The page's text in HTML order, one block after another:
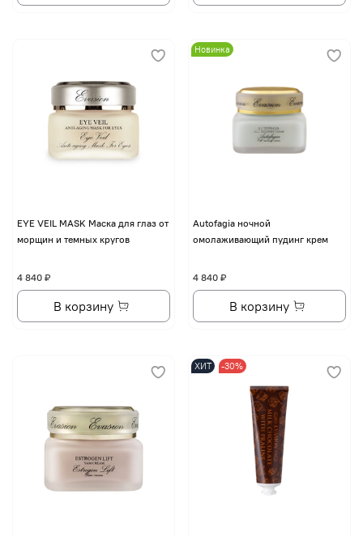
EYE VЕIL MASK Маска для глаз от
морщин и темных кругов
4 840 ₽
В корзину
Новинка
Autofagia ночной
омолаживающий пудинг крем
4 840 ₽
В корзину
ХИТ -30%